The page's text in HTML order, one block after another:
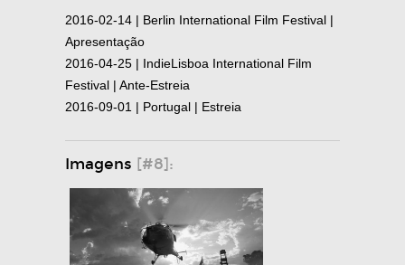
2016-02-14 | Berlin International Film Festival |
Apresentação
2016-04-25 | IndieLisboa International Film
Festival | Ante-Estreia
2016-09-01 | Portugal | Estreia
Imagens [#8]: